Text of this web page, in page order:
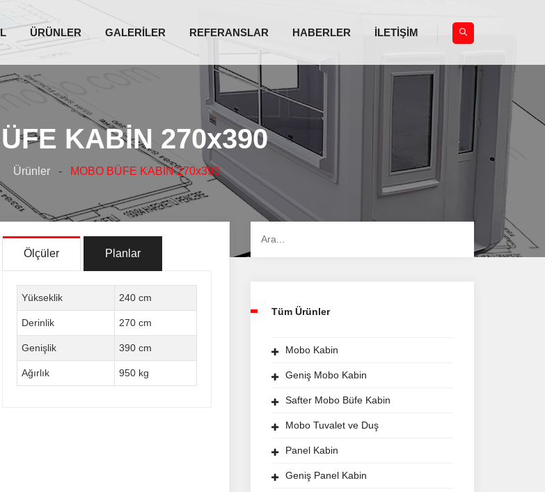
ÜRÜNLER GALERİLER REFERANSLAR HABERLER İLETİŞİM
KABİN 270x390
Ürünler - MOBO BÜFE KABİN 270x390
Ölçüler Planlar
Yükseklik 240 cm
Derinlik 270 cm
Genişlik 390 cm
Ağırlık 950 kg
Tüm Ürünler
Mobo Kabin
Geniş Mobo Kabin
Safter Mobo Büfe Kabin
Mobo Tuvalet ve Duş
Panel Kabin
Geniş Panel Kabin